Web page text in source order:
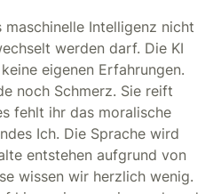
Intelligenz nicht
werden darf. Die KI
eigenen Erfahrungen.
noch Schmerz. Sie reift
fehlt ihr das moralische
Ich. Die Sprache wird
entstehen aufgrund von
wissen wir herzlich wenig.